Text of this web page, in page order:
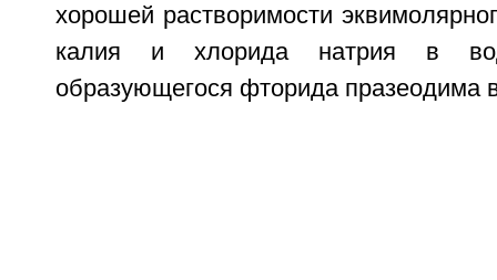
хорошей растворимости
калия и хлорида натрия в
образующегося фторида празеодима